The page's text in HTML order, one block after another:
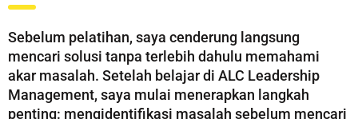
Sebelum pelatihan, saya cenderung langsung
mencari solusi tanpa terlebih dahulu memahami
akar masalah. Setelah belajar di ALC Leadership
Management, saya mulai menerapkan langkah
penting: mengidentifikasi masalah sebelum mencari